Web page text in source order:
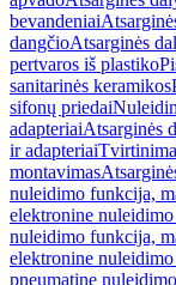
bevandeniai
dangčioAtsarginės
pertvaros iš plastiko
sanitarinės keramikos
sifonų priedai
adapteriaiAtsarginės
ir adapteriai
montavimas
nuleidimo funkcija,
elektronine
nuleidimo funkcija,
elektronine
pneumatine